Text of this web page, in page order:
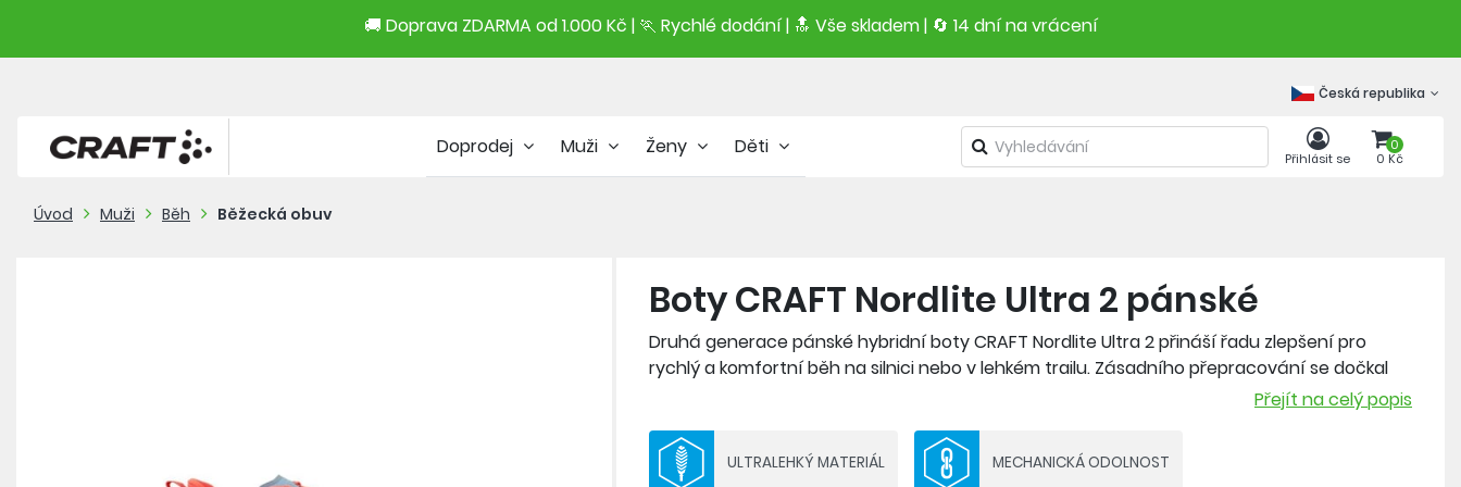
🚚 Doprava ZDARMA od 1.000 Kč | 🏃 Rychlé dodání | 🔝 Vše skladem | 🔄 14 dní na vrácení
Česká republika
Doprodej Muži Ženy Děti Přihlásit se
0
0 Kč
Úvod Muži Běh Běžecká obuv
Boty CRAFT Nordlite Ultra 2 pánské
Druhá generace pánské hybridní boty CRAFT Nordlite Ultra 2 přináší řadu zlepšení pro
rychlý a komfortní běh na silnici nebo v lehkém trailu. Zásadního přepracování se dočkal
svršek boty, který je utkán z odolného polyesterového meshe a doplněn o TPU výztuhy.
silnici nebo v terénu. K tomu napomáhá i Cr Foam™ pěna v mezipodešvi. Je to velmi lehká a
udržitelná dusíková pěna s vynikajícím návratem energie v odrazu, která poskytuje
Přejít na celý popis
ULTRALEHKÝ MATERIÁL MECHANICKÁ ODOLNOST